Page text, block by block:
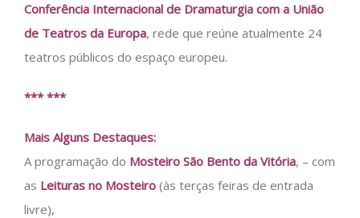
Conferência Internacional de Dramaturgia com a União
de Teatros da Europa, rede que reúne atualmente 24
teatros públicos do espaço europeu.
*** ***
Mais Alguns Destaques:
A programação do Mosteiro São Bento da Vitória, – com
as Leituras no Mosteiro (às terças feiras de entrada
livre),